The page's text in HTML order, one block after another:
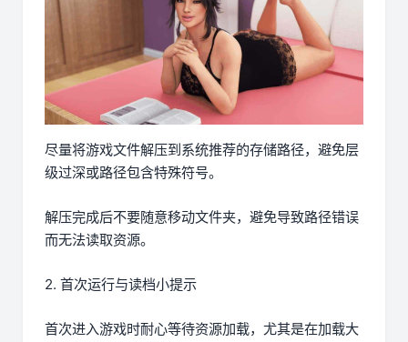
尽量将游戏文件解压到系统推荐的存储路径，避免层
级过深或路径包含特殊符号。
解压完成后不要随意移动文件夹，避免导致路径错误
而无法读取资源。
2. 首次运行与读档小提示
首次进入游戏时耐心等待资源加载，尤其是在加载大